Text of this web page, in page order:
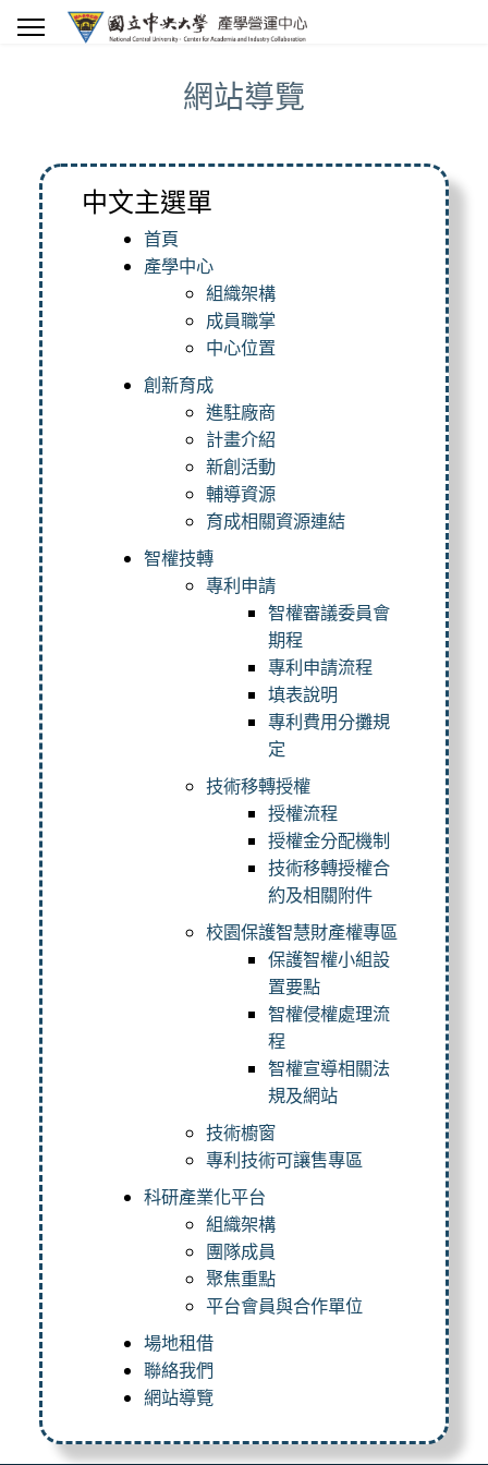
網站導覽
中文主選單
首頁
產學中心
組織架構
成員職掌
中心位置
創新育成
進駐廠商
計畫介紹
新創活動
輔導資源
育成相關資源連結
智權技轉
專利申請
智權審議委員會
期程
專利申請流程
填表說明
專利費用分攤規
定
技術移轉授權
授權流程
授權金分配機制
技術移轉授權合
約及相關附件
校園保護智慧財產權專區
保護智權小組設
置要點
智權侵權處理流
程
智權宣導相關法
規及網站
技術櫥窗
專利技術可讓售專區
科研產業化平台
組織架構
團隊成員
聚焦重點
平台會員與合作單位
場地租借
聯絡我們
網站導覽